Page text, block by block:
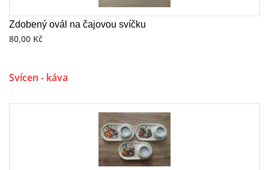
Zdobený ovál na čajovou svíčku
80,00 Kč
Svícen - káva